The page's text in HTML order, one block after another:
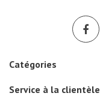
Catégories
Service à la clientèle